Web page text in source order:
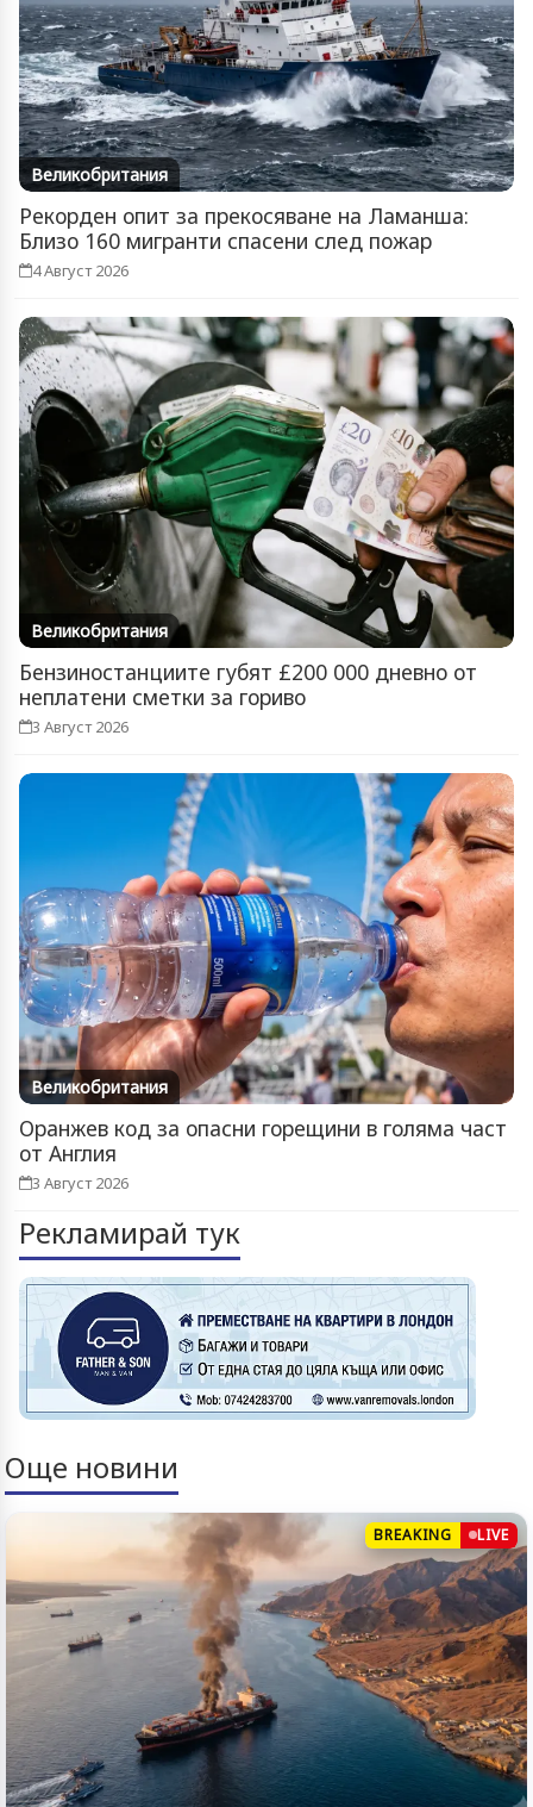
Великобритания
Рекорден опит за прекосяване на Ламанша:
Близо 160 мигранти спасени след пожар
4 Август 2026
Великобритания
Бензиностанциите губят £200 000 дневно от
неплатени сметки за гориво
3 Август 2026
Великобритания
Оранжев код за опасни горещини в голяма част
от Англия
3 Август 2026
Рекламирай тук
Още новини
BREAKING LIVE